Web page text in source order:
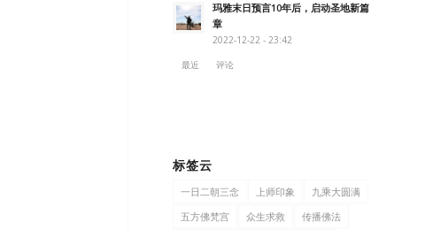
玛雅末日预言10年后，启动圣地新篇
章
2022-12-22 - 23:42
最近
评论
标签云
一日二朝三念 上师印象
九乘大圆满
五方佛梵宫
众生求救
传播佛法